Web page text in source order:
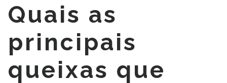
Quais as
principais
queixas que